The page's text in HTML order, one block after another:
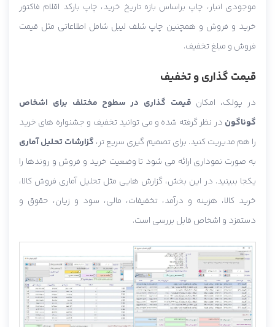
موجودی انبار، چاپ براساس بازه تاریخ خرید، چاپ بارکد اقلام فاکتور
خرید و فروش و همچنین چاپ شلف لیبل شامل اطلاعاتی مثل قیمت
فروش و مبلغ تخفیف.
قیمت گذاری و تخفیف
در پولک، امکان قیمت گذاری در سطوح مختلف برای اشخاص
گوناگون در نظر گرفته شده و می توانید تخفیف و جشنواره های خرید
را هم مدیریت کنید. برای تصمیم گیری سریع تر، گزارشات تحلیل آماری
به صورت نموداری ارائه می شود تا وضعیت خرید و فروش و روندها را
یکجا ببینید. در این بخش، گزارش هایی مثل تحلیل آماری فروش کالا،
خرید کالا، هزینه و درآمد، تخفیفات، مالی، سود و زیان، حقوق و
دستمزد و اشخاص قابل بررسی است.